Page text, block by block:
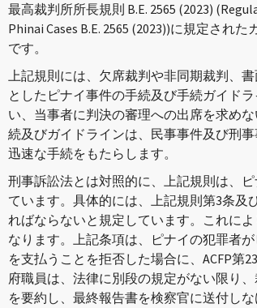
最高裁判所所長規則 B.E. 2565 (2023)
Phinai Cases B.E. 2565 (2023))に規定され
です。
上記規則には、欠席裁判や非同期裁判、
としたピナイ事件の手続及び手続ガイド
い、当事者に判決の審理への出席を求め
続及びガイドラインは、民事事件及び刑
迅速な手続をもたらします。
刑事訴訟法とは対照的に、上記規則は、
ています。具体的には、上記規則第3条及
ればならないと規定しています。これに
なります。上記条項は、ピナイの犯罪者
を支払うことを拒否した場合に、ACFP第
府職員は、法律に別段の規定がない限り
を要約し、最終報告書を検察官に送付し